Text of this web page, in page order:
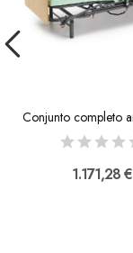
1.171,28 €